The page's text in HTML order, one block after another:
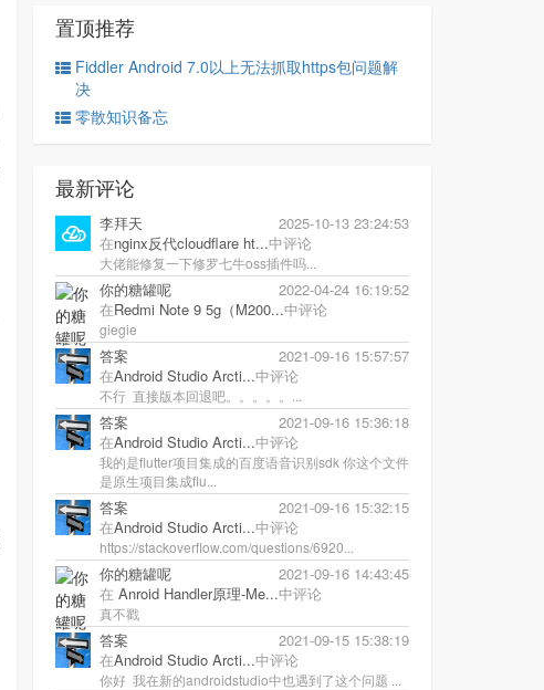
置顶推荐
Fiddler Android 7.0以上无法抓取https包问题解
决
零散知识备忘
最新评论
李拜天
2025-10-13 23:24:53
在nginx反代cloudflare ht...中评论
大佬能修复一下修罗七牛oss插件吗...
你的糖罐呢
2022-04-24 16:19:52
在Redmi Note 9 5g（M200...中评论
giegie
答案
2021-09-16 15:57:57
在Android Studio Arcti...中评论
不行 直接版本回退吧。。。。。...
答案
2021-09-16 15:36:18
在Android Studio Arcti...中评论
我的是flutter项目集成的百度语音识别sdk 你这个文件
是原生项目集成flu...
答案
2021-09-16 15:32:15
在Android Studio Arcti...中评论
https://stackoverflow.com/questions/6920...
你的糖罐呢
2021-09-16 14:43:45
在 Anroid Handler原理-Me...中评论
真不戳
答案
2021-09-15 15:38:19
在Android Studio Arcti...中评论
你好 我在新的androidstudio中也遇到了这个问题 ...